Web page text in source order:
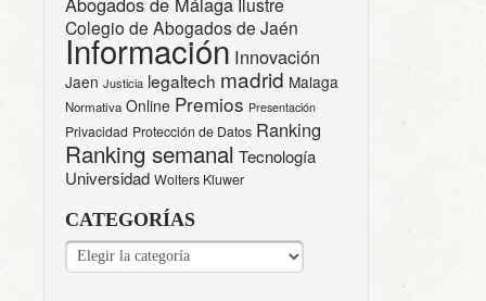
Colegio de Abogados de Jaén
Información Innovación
Jaen Justicia legaltech madrid Malaga
Normativa Online Premios Presentación
Privacidad Protección de Datos Ranking
Ranking semanal Tecnología
Universidad Wolters Kluwer
CATEGORÍAS
CATEGORÍAS